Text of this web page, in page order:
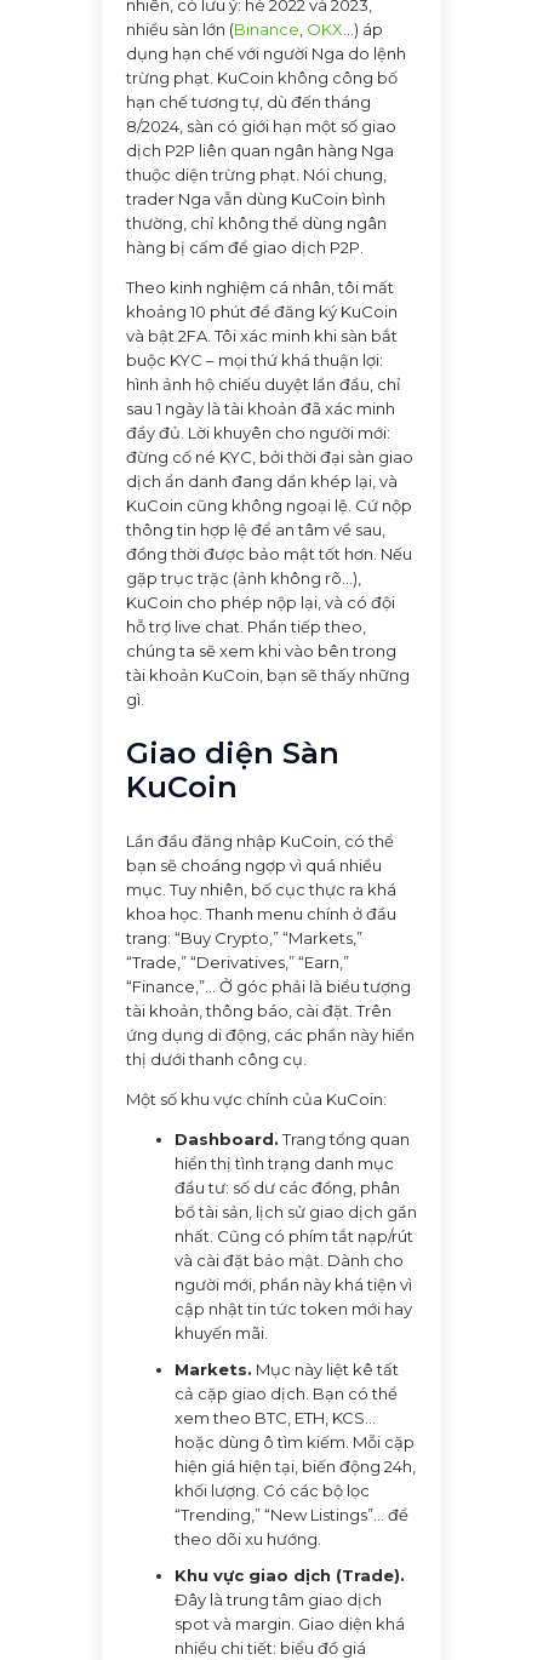
nhiên, có lưu ý: hè 2022 và 2023,
nhiều sàn lớn (Binance OKX …) áp
dụng hạn chế với người Nga do lệnh
trừng phạt. KuCoin không công bố
hạn chế tương tự, dù đến tháng
8/2024, sàn có giới hạn một số giao
dịch P2P liên quan ngân hàng Nga
thuộc diện trừng phạt. Nói chung,
trader Nga vẫn dùng KuCoin bình
thường, chỉ không thể dùng ngân
hàng bị cấm để giao dịch P2P.
Theo kinh nghiệm cá nhân, tôi mất
khoảng 10 phút để đăng ký KuCoin
và bật 2FA. Tôi xác minh khi sàn bắt
buộc KYC – mọi thứ khá thuận lợi:
hình ảnh hộ chiếu duyệt lần đầu, chỉ
sau 1 ngày là tài khoản đã xác minh
đầy đủ. Lời khuyên cho người mới:
đừng cố né KYC, bởi thời đại sàn giao
dịch ẩn danh đang dần khép lại, và
KuCoin cũng không ngoại lệ. Cứ nộp
thông tin hợp lệ để an tâm về sau,
đồng thời được bảo mật tốt hơn. Nếu
gặp trục trặc (ảnh không rõ...),
KuCoin cho phép nộp lại, và có đội
hỗ trợ live chat. Phần tiếp theo,
chúng ta sẽ xem khi vào bên trong
tài khoản KuCoin, bạn sẽ thấy những
gì.
Giao diện Sàn
KuCoin
Lần đầu đăng nhập KuCoin, có thể
bạn sẽ choáng ngợp vì quá nhiều
mục. Tuy nhiên, bố cục thực ra khá
khoa học. Thanh menu chính ở đầu
trang: “Buy Crypto,” “Markets,”
“Trade,” “Derivatives,” “Earn,”
“Finance,”… Ở góc phải là biểu tượng
tài khoản, thông báo, cài đặt. Trên
ứng dụng di động, các phần này hiển
thị dưới thanh công cụ.
Một số khu vực chính của KuCoin:
Dashboard.Trang tổng quan
hiển thị tình trạng danh mục
đầu tư: số dư các đồng, phân
bổ tài sản, lịch sử giao dịch gần
nhất. Cũng có phím tắt nạp/rút
và cài đặt bảo mật. Dành cho
người mới, phần này khá tiện vì
cập nhật tin tức token mới hay
khuyến mãi.
Markets. Mục này liệt kê tất
cả cặp giao dịch. Bạn có thể
xem theo BTC, ETH, KCS…
hoặc dùng ô tìm kiếm. Mỗi cặp
hiện giá hiện tại, biến động 24h,
khối lượng. Có các bộ lọc
“Trending,” “New Listings”… để
theo dõi xu hướng.
Khu vực giao dịch (Trade).
Đây là trung tâm giao dịch
spot và margin. Giao diện khá
nhiều chi tiết: biểu đồ giá